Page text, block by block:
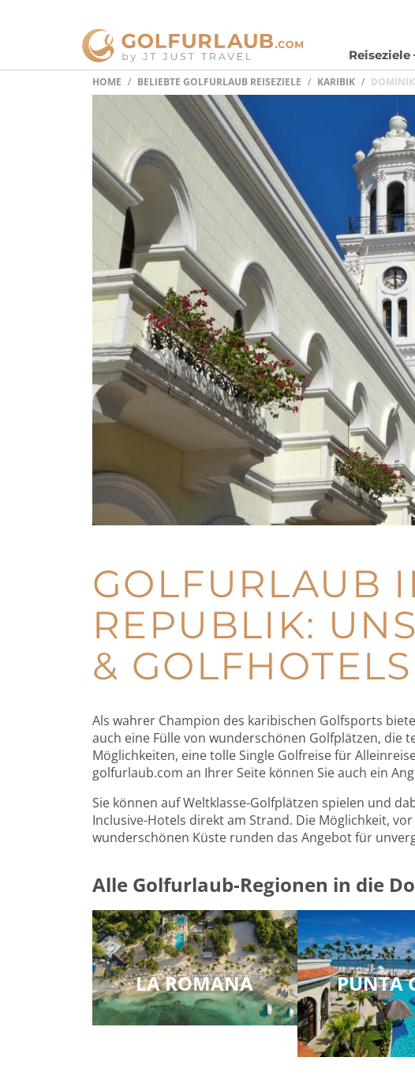
Reiseziele
HOME BELIEBTE GOLFURLAUB REISEZIELE KARIBIK
GOLFURLAUB
REPUBLIK:
& GOLFHOTELS
Als wahrer Champion des karibischen Golfsports
auch eine Fülle von wunderschönen Golfplätzen,
Möglichkeiten, eine tolle Single Golfreise für
golfurlaub.com an Ihrer Seite können Sie auch ein
Sie können auf Weltklasse-Golfplätzen spielen und
Inclusive-Hotels direkt am Strand. Die Möglichkeit,
wunderschönen Küste runden das Angebot für
Alle Golfurlaub-Regionen in die
LA ROMANA PUNTA